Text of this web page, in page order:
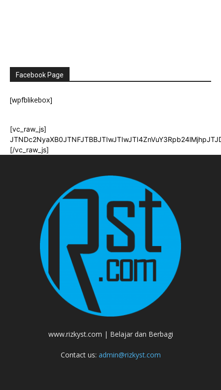
Facebook Page
[wpfblikebox]
[vc_raw_js]
[/vc_raw_js]
www.rizkyst.com | Belajar dan Berbagi
Contact us: admin@rizkyst.com